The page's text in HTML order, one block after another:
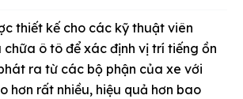
thiết kế cho các kỹ thuật viên
ô tô để xác định vị trí tiếng ồn
ra từ các bộ phận của xe với
hơn rất nhiều, hiệu quả hơn bao